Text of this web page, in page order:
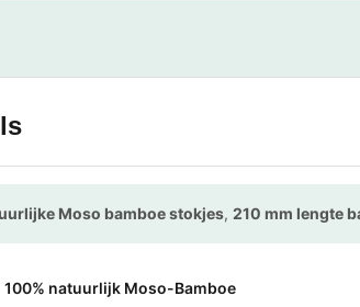
Moso bamboe stokjes, 210 mm lengte
100% natuurlijk Moso-Bamboe